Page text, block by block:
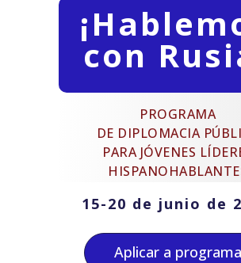
con
PROGRAMA
DE DIPLOMACIA
PARA JÓVENES
15-20 de junio de
Aplicar a programa